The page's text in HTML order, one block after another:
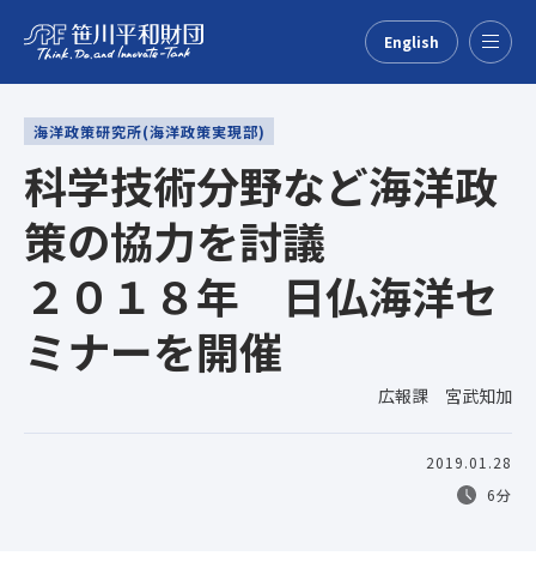
English
海洋政策研究所(海洋政策実現部)
科学技術分野など海洋政
策の協力を討議
２０１８年 日仏海洋セ
ミナーを開催
広報課 宮武知加
2019.01.28
6分